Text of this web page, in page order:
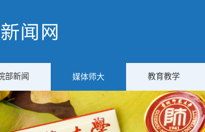
部新闻 媒体师大 教育教学